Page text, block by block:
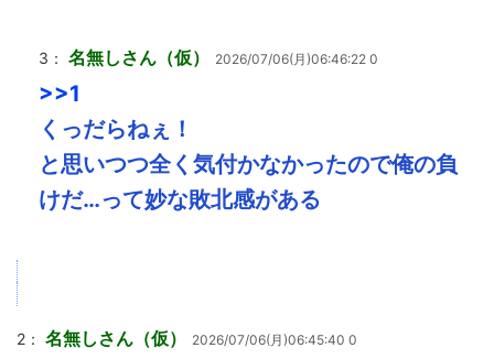
3： 名無しさん（仮） 2026/07/06(月)06:46:22 0
>>1
くっだらねぇ！
と思いつつ全く気付かなかったので俺の負
けだ…って妙な敗北感がある
2： 名無しさん（仮） 2026/07/06(月)06:45:40 0